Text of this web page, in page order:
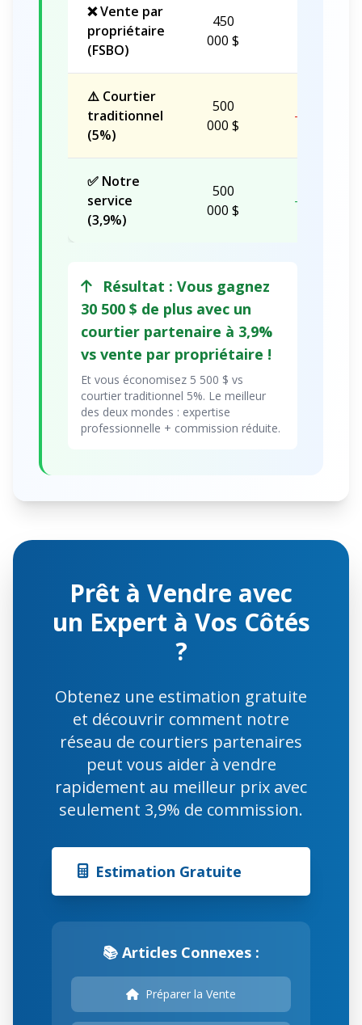
❌ Vente par
propriétaire
(FSBO)
450
000 $
⚠️ Courtier
traditionnel
(5%)
500
000 $
-25 000 $
✅ Notre
service
(3,9%)
500
000 $
-19 500 $
Résultat : Vous gagnez
30 500 $ de plus avec un
courtier partenaire à 3,9%
vs vente par propriétaire !
Et vous économisez 5 500 $ vs
courtier traditionnel 5%. Le meilleur
des deux mondes : expertise
professionnelle + commission réduite.
Prêt à Vendre avec
un Expert à Vos Côtés
?
Obtenez une estimation gratuite
et découvrir comment notre
réseau de courtiers partenaires
peut vous aider à vendre
rapidement au meilleur prix avec
seulement 3,9% de commission.
Estimation Gratuite
📚 Articles Connexes :
Préparer la Vente